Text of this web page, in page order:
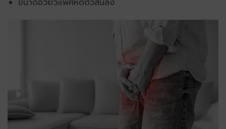
ขนาดอวัยวะเพศหดตัวสั้นลง